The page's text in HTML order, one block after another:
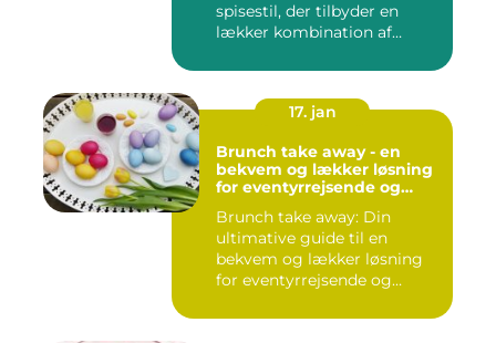
spisestil, der tilbyder en
lækker kombination af
17. jan
Brunch take away - en
bekvem og lækker løsning
for eventyrrejsende og
Brunch take away: Din
ultimative guide til en
bekvem og lækker løsning
for eventyrrejsende og